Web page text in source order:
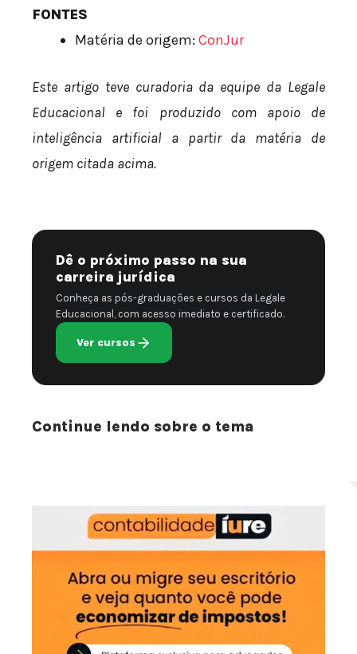
FONTES
Matéria de origem: ConJur
Este artigo teve curadoria da equipe da Legale
Educacional e foi produzido com apoio de
inteligência artificial a partir da matéria de
origem citada acima.
Dê o próximo passo na sua
carreira jurídica
Conheça as pós-graduações e cursos da Legale
Educacional, com acesso imediato e certificado.
Ver cursos
Continue lendo sobre o tema